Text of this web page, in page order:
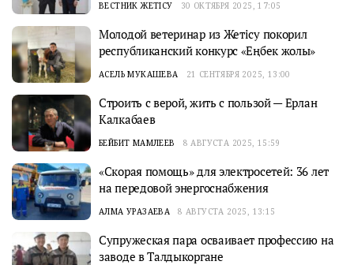
ВЕСТНИК ЖЕТІСУ 30 ОКТЯБРЯ 2025, 17:05
Молодой ветеринар из Жетісу покорил
республиканский конкурс «Еңбек жолы»
АСЕЛЬ МУКАШЕВА 21 СЕНТЯБРЯ 2025, 13:00
Строить с верой, жить с пользой — Ерлан
Калкабаев
БЕЙБИТ МАМЛЕЕВ 8 АВГУСТА 2025, 15:59
«Скорая помощь» для электросетей: 36 лет
на передовой энергоснабжения
АЛМА УРАЗАЕВА 8 АВГУСТА 2025, 13:15
Супружеская пара осваивает профессию на
заводе в Талдыкоргане